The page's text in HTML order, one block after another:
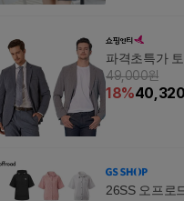
파격초특가
49,000원
18%
26SS 오프로